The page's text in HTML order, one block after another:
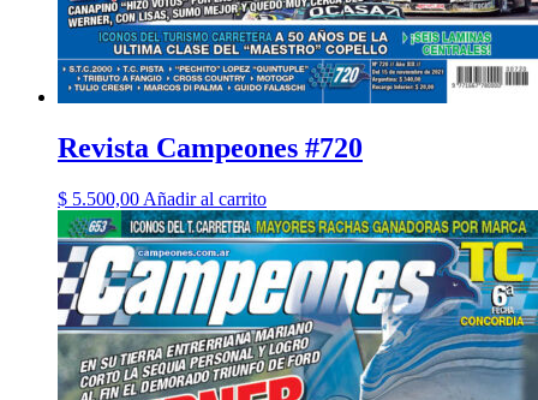
Revista Campeones #720
$ 5.500,00 Añadir al carrito